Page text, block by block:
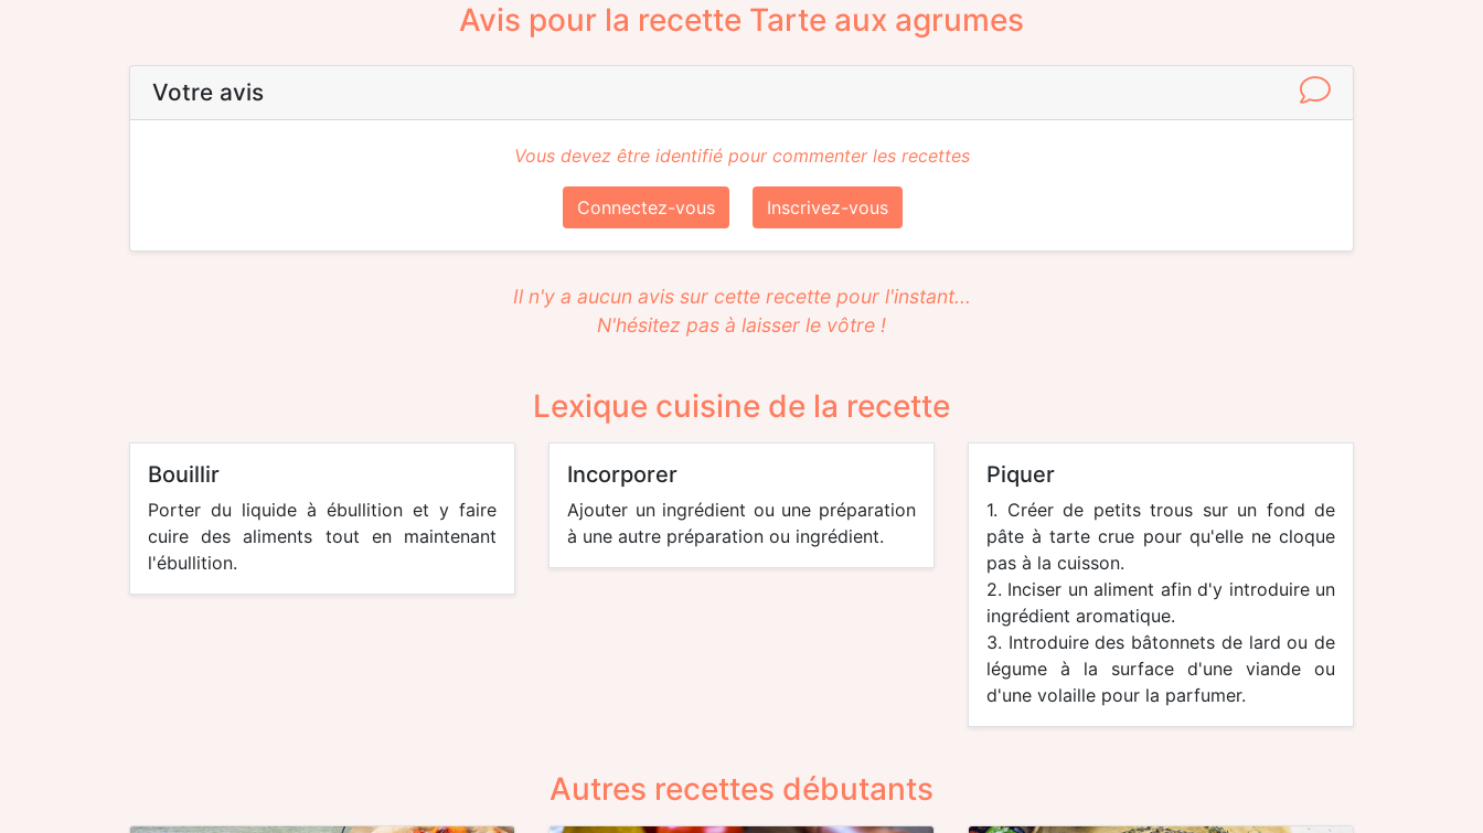
Avis pour la recette Tarte aux agrumes
Votre avis
Vous devez être identifié pour commenter les recettes
Connectez-vous Inscrivez-vous
Il n'y a aucun avis sur cette recette pour l'instant...
N'hésitez pas à laisser le vôtre !
Lexique cuisine de la recette
bouillir
Porter du liquide à ébullition et y faire
cuire des aliments tout en maintenant
l'ébullition.
incorporer
Ajouter un ingrédient ou une préparation
à une autre préparation ou ingrédient.
piquer
1. Créer de petits trous sur un fond de
pâte à tarte crue pour qu'elle ne cloque
pas à la cuisson.
2. Inciser un aliment afin d'y introduire un
ingrédient aromatique.
3. Introduire des bâtonnets de lard ou de
légume à la surface d'une viande ou
d'une volaille pour la parfumer.
Autres recettes débutants